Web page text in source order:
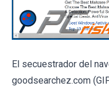
El secuestrador del
goodsearchez.com